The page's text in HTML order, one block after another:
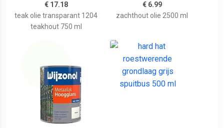
€ 17.18
teak olie transparant 1204
teakhout 750 ml
€ 6.99
zachthout olie 2500 ml